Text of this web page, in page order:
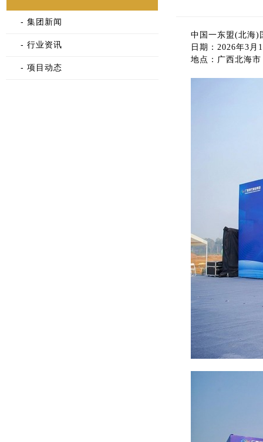
- 集团新闻
- 行业资讯
- 项目动态
中国一东盟(北海)
日期：2026年3月
地点：广西北海市